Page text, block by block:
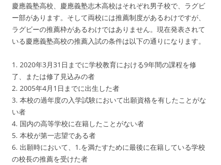
慶應義塾高校、慶應義塾志木高校はそれぞれ男子校で、ラグビ
ー部があります。そして両校には推薦制度があるわけですが、
ラグビーの推薦枠があるわけではありません。現在発表されて
いる慶應義塾高校の推薦入試の条件は以下の通りになります。
1. 2020年3月31日までに学校教育における9年間の課程を修
了、または修了見込みの者
2. 2005年4月1日までに出生した者
3. 本校の過年度の入学試験において出願資格を有したことがな
い者
4. 国内の高等学校に在籍したことがない者
5. 本校が第一志望である者
6. 出願時において、1.を満たすために最後に在籍している学校
の校長の推薦を受けた者